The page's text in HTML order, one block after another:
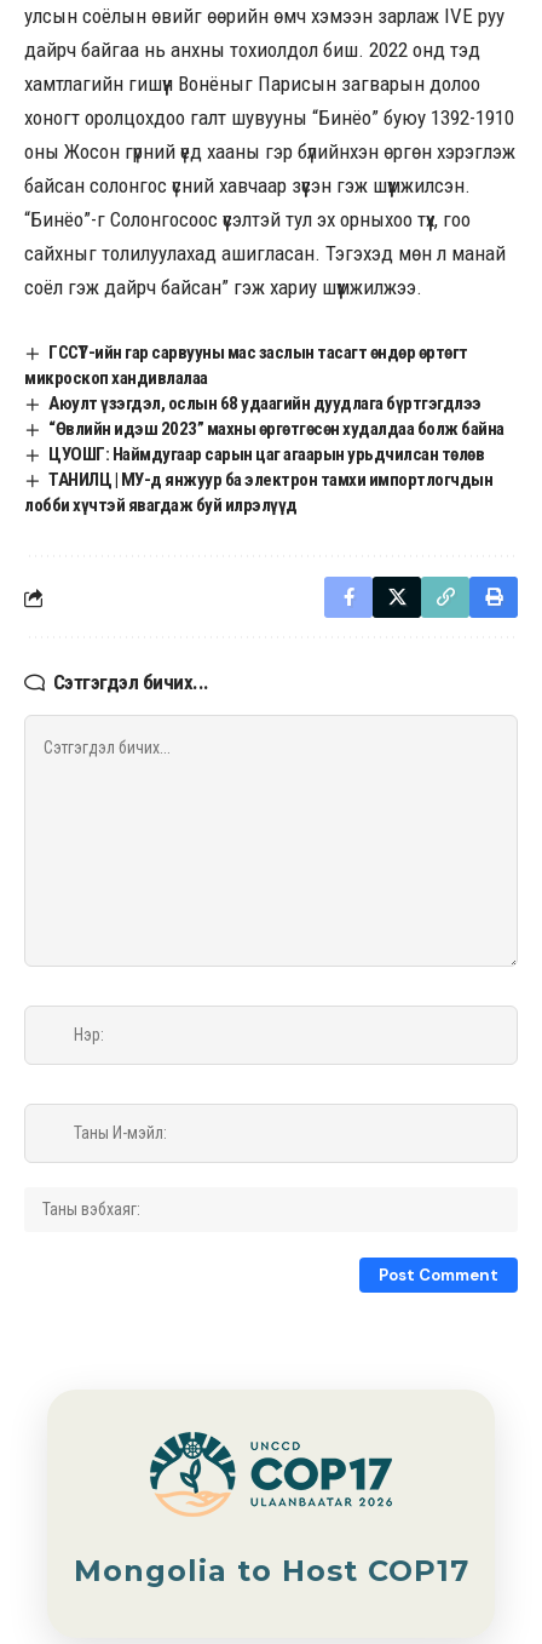
улсын соёлын өвийг өөрийн өмч хэмээн зарлаж IVE руу
дайрч байгаа нь анхны тохиолдол биш. 2022 онд тэд
хамтлагийн гишүүн Вонёныг Парисын загварын долоо
хоногт оролцохдоо галт шувууны “Бинёо” буюу 1392-1910
оны Жосон гүрний үед хааны гэр бүлийнхэн өргөн хэрэглэж
байсан солонгос үсний хавчаар зүүсэн гэж шүүмжилсэн.
“Бинёо”-г Солонгосоос үүсэлтэй тул эх орныхоо түүх, гоо
сайхныг толилуулахад ашигласан. Тэгэхэд мөн л манай
соёл гэж дайрч байсан” гэж хариу шүүмжилжээ.
ГССҮТ-ийн гар сарвууны мас заслын тасагт өндөр өртөгт
микроскоп хандивлалаа
Аюулт үзэгдэл, ослын 68 удаагийн дуудлага бүртгэгдлээ
“Өвлийн идэш 2023” махны өргөтгөсөн худалдаа болж байна
ЦУОШГ: Наймдугаар сарын цаг агаарын урьдчилсан төлөв
ТАНИЛЦ | МУ-д янжуур ба электрон тамхи импортлогчдын
лобби хүчтэй явагдаж буй илрэлүүд
Сэтгэгдэл бичих...
Mongolia to Host COP17